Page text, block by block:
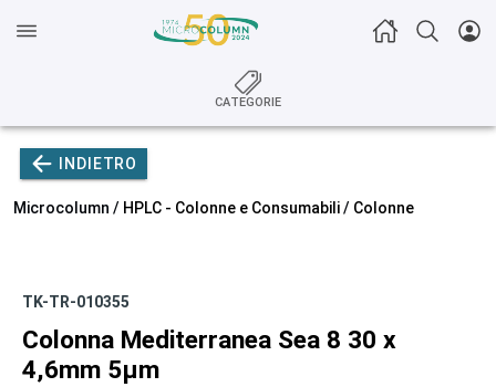
CATEGORIE
INDIETRO
Microcolumn / HPLC - Colonne e Consumabili/ Colonne
TK-TR-010355
Colonna Mediterranea Sea 8 30 x
4,6mm 5µm